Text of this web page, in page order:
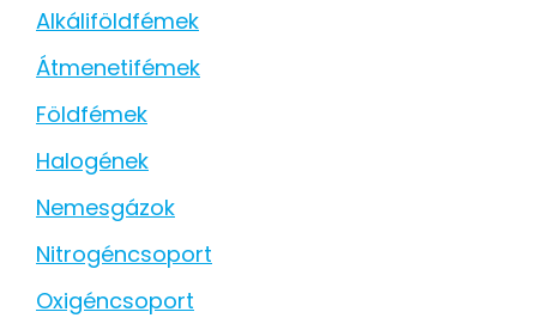
Alkáliföldfémek
Átmenetifémek
Földfémek
Halogének
Nemesgázok
Nitrogéncsoport
Oxigéncsoport